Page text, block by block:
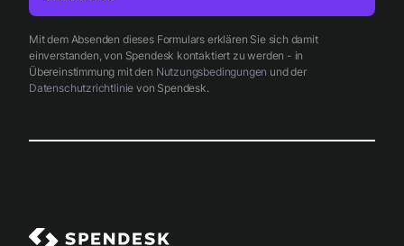
Mit dem Absenden dieses Formulars erklären Sie sich damit
einverstanden, von Spendesk kontaktiert zu werden - in
Übereinstimmung mit den Nutzungsbedingungen und der
Datenschutzrichtlinie von Spendesk.